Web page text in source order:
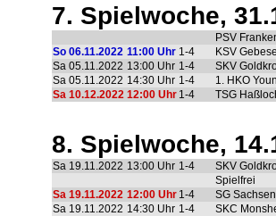
7. Spielwoche,
PSV
So 06.11.2022 11:00 Uhr 1-4
KSV
Sa 05.11.2022 13:00 Uhr 1-4
SKV
Sa 05.11.2022 14:30 Uhr 1-4
1. HKO
Sa 10.12.2022 12:00 Uhr 1-4 TSG
8. Spielwoche,
Sa 19.11.2022 13:00 Uhr 1-4
SKV
Spielfrei
Sa 19.11.2022 12:00 Uhr 1-4
SG
Sa 19.11.2022 14:30 Uhr 1-4
SKC